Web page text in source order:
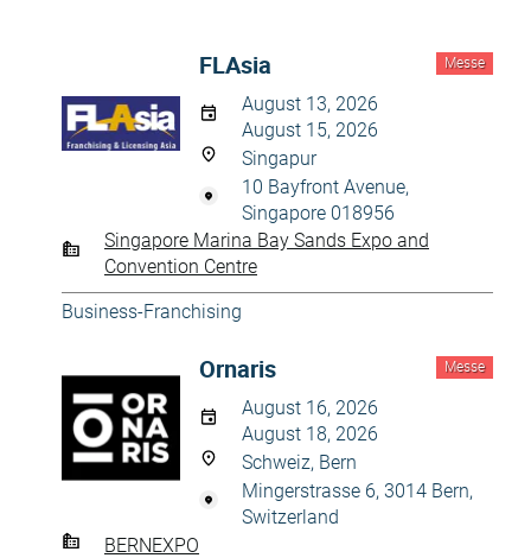
Messe
FLAsia
August 13, 2026
August 15, 2026
Singapur
10 Bayfront Avenue,
Singapore 018956
Singapore Marina Bay Sands Expo and
Convention Centre
Business-Franchising
Messe
Ornaris
August 16, 2026
August 18, 2026
Schweiz, Bern
Mingerstrasse 6, 3014 Bern,
Switzerland
BERNEXPO